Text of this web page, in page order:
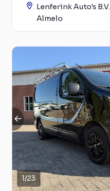
Lenferink Auto's B.V.
Almelo
1/23